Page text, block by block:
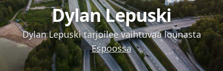
Dylan Lepuski
Dylan Lepuskitarjoilee vaihtuvaa lounasta
Espoossa